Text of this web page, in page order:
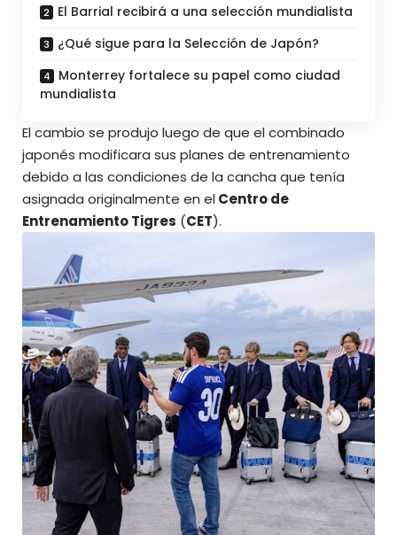
El Barrial recibirá a una selección mundialista
¿Qué sigue para la Selección de Japón?
Monterrey fortalece su papel como ciudad
mundialista
El cambio se produjo luego de que el combinado
japonés modificara sus planes de entrenamiento
debido a las condiciones de la cancha que tenía
asignada originalmente en elCentro de
Entrenamiento Tigres (CET).